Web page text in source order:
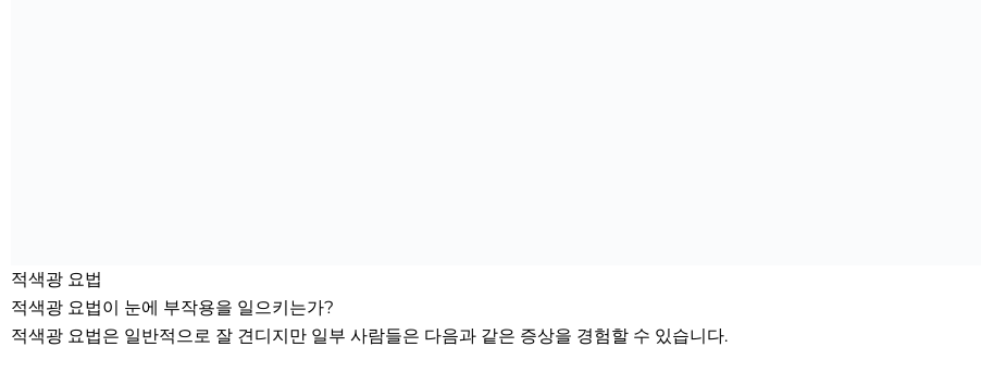
적색광 요법
적색광 요법이 눈에 부작용을 일으키는가?
적색광 요법은 일반적으로 잘 견디지만 일부 사람들은 다음과 같은 증상을 경험할 수 있습니다.